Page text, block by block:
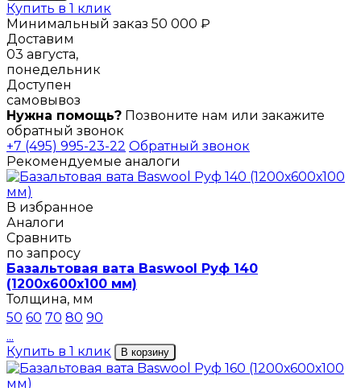
Купить в 1 клик
Минимальный заказ 50 000 ₽
Доставим
03 августа,
понедельник
Доступен
самовывоз
Нужна помощь? Позвоните нам или закажите
обратный звонок
+7 (495) 995-23-22 Обратный звонок
Рекомендуемые аналоги
В избранное
Аналоги
Сравнить
по запросу
Базальтовая вата Baswool Руф 140
(1200х600х100 мм)
Толщина, мм
50 60 70 80 90
...
Купить в 1 клик
В корзину